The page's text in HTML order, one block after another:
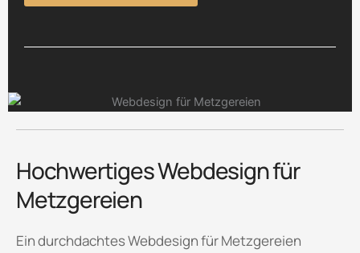
Hochwertiges Webdesign für
Metzgereien
Ein durchdachtes Webdesign für Metzgereien